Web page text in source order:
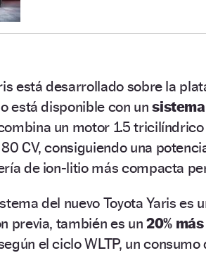
está desarrollado sobre la
está disponible con un
un motor 1.5
CV, consiguiendo una
de ion-litio más compacta
del nuevo Toyota Yaris es
previa, también es un 20%
el ciclo WLTP, un